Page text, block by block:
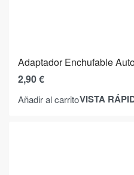
Adaptador Enchufable
2,90€
Añadir al carritoVISTA